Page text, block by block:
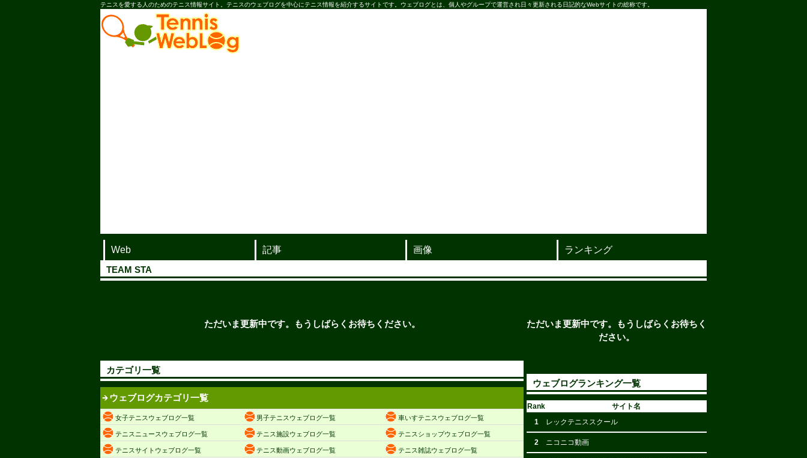
テニスを愛する人のためのテニス情報サイト。テニスのウェブログを中心にテニス情報を紹介するサイトです。ウェブログとは、個人やグループで運営され日々更新される日記的なWebサイトの総称です。
Web 記事 画像
ランキング
TEAM STA
ただいま更新中です。もうしばらくお待ちください。
カテゴリ一覧
ウェブログカテゴリ一覧
女子テニスウェブログ一覧 男子テニスウェブログ一覧 車いすテニスウェブログ一覧
テニスニュースウェブログ一覧 テニス施設ウェブログ一覧 テニスショップウェブログ一覧
テニスサイトウェブログ一覧 テニス動画ウェブログ一覧 テニス雑誌ウェブログ一覧
ただいま更新中です。もうしばらくお待ちく
ださい。
ウェブログランキング一覧
Rank
サイト名
1
レックテニススクール
2 ニコニコ動画